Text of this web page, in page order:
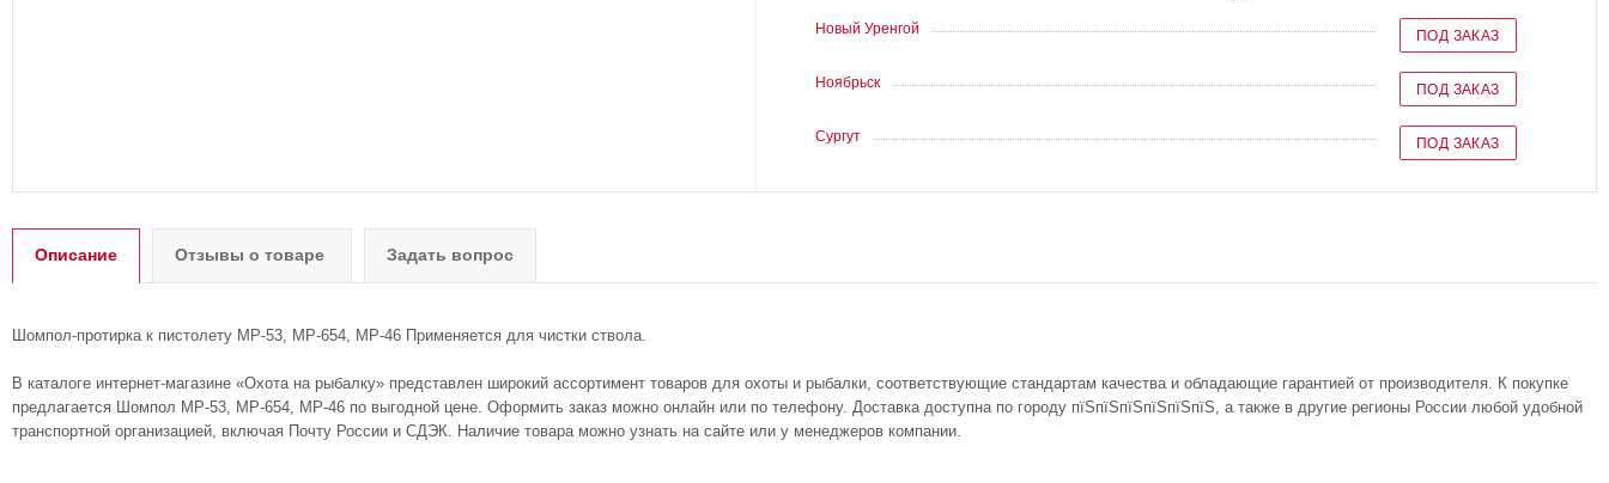
Новый Уренгой ПОД ЗАКАЗ
Ноябрьск ПОД ЗАКАЗ
Сургут ПОД ЗАКАЗ
Описание Отзывы о товаре Задать вопрос
Шомпол-протирка к пистолету МР-53, МР-654, МР-46 Применяется для чистки ствола.
В каталоге интернет-магазине «Охота на рыбалку» представлен широкий ассортимент товаров для охоты и рыбалки, соответствующие стандартам качества и обладающие гарантией от производителя. К покупке
предлагается Шомпол МР-53, МР-654, МР-46 по выгодной цене. Оформить заказ можно онлайн или по телефону. Доставка доступна по городу пїЅпїЅпїЅпїЅпїЅпїЅ, а также в другие регионы России любой удобной
транспортной организацией, включая Почту России и СДЭК. Наличие товара можно узнать на сайте или у менеджеров компании.